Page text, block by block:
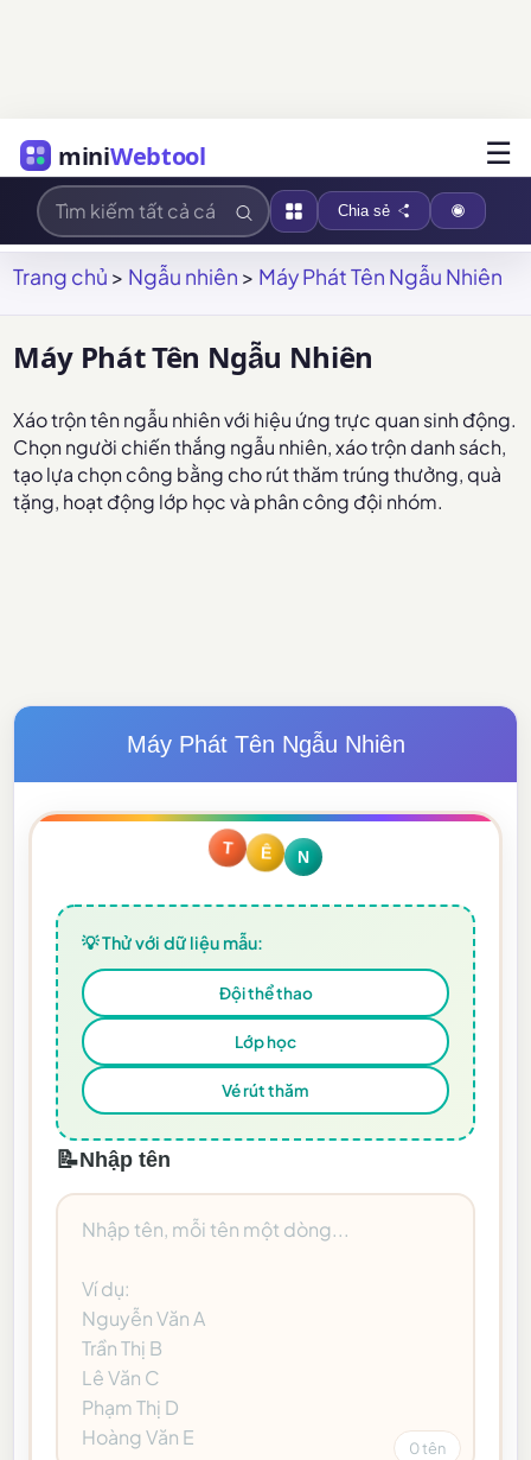
miniWebtool ☰
Chia sẻ
Trang chủ > Ngẫu nhiên > Máy Phát Tên Ngẫu Nhiên
Máy Phát Tên Ngẫu Nhiên
Xáo trộn tên ngẫu nhiên với hiệu ứng trực quan sinh động.
Chọn người chiến thắng ngẫu nhiên, xáo trộn danh sách,
tạo lựa chọn công bằng cho rút thăm trúng thưởng, quà
tặng, hoạt động lớp học và phân công đội nhóm.
Máy Phát Tên Ngẫu Nhiên
T Ê N
💡 Thử với dữ liệu mẫu:
Đội thể thao
Lớp học
Vé rút thăm
📝Nhập tên
0 tên